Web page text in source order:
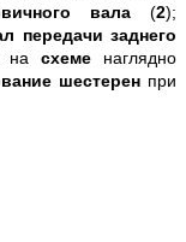
вала(2);
передачи заднего
на схеме наглядно
шестерен при